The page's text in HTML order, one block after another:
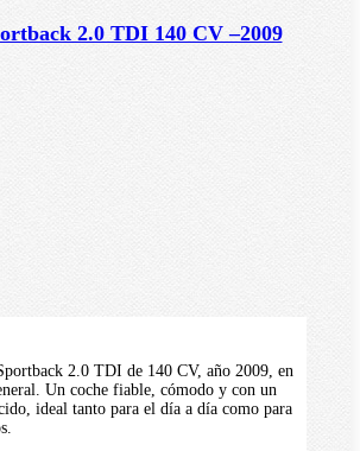
2.0 TDI 140 CV –2009
2.0 TDI de 140 CV, año 2009, en
Un coche fiable, cómodo y con un
ideal tanto para el día a día como para